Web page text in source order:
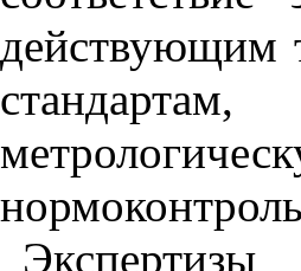
действующим
стандартам
нормоконтроль
Экспертизы